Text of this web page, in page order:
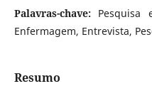
Palavras-chave: Pesquisa
Enfermagem, Entrevista,
Resumo